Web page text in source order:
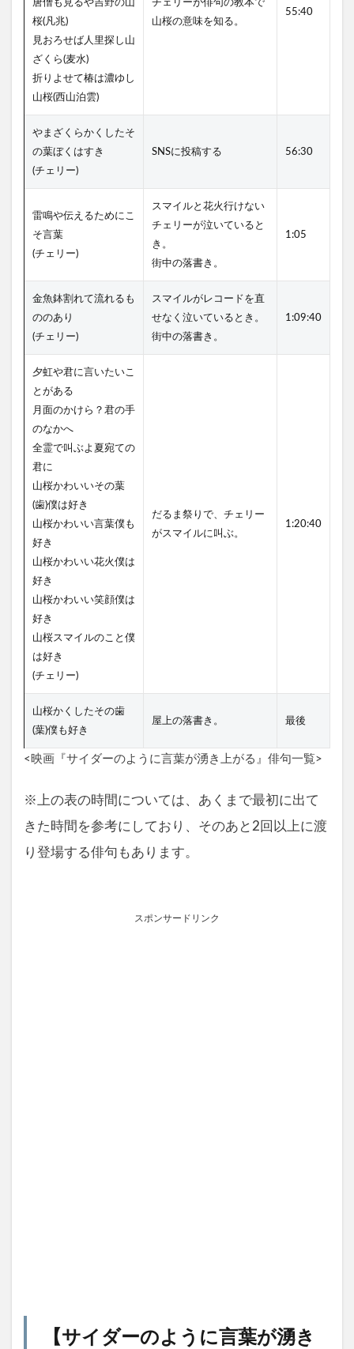
唐僧も見るや吉野の山
桜(凡兆)
見おろせば人里探し山
ざくら(麦水)
折りよせて椿は濃ゆし
山桜(西山泊雲)
チェリーが俳句の教本で
山桜の意味を知る。
55:40
やまざくらかくしたそ
の葉ぼくはすき
(チェリー)
SNSに投稿する 56:30
雷鳴や伝えるためにこ
そ言葉
(チェリー)
スマイルと花火行けない
チェリーが泣いていると
き。
街中の落書き。
1:05
金魚鉢割れて流れるも
ののあり
(チェリー)
スマイルがレコードを直
せなく泣いているとき。
街中の落書き。
1:09:40
夕虹や君に言いたいこ
とがある
月面のかけら？君の手
のなかへ
全霊で叫ぶよ夏宛ての
君に
山桜かわいいその葉
(歯)僕は好き
山桜かわいい言葉僕も
好き
山桜かわいい花火僕は
好き
山桜かわいい笑顔僕は
好き
山桜スマイルのこと僕
は好き
(チェリー)
だるま祭りで、チェリー
がスマイルに叫ぶ。
1:20:40
山桜かくしたその歯
(葉)僕も好き
屋上の落書き。 最後
<映画『サイダーのように言葉が湧き上がる』俳句一覧>
※上の表の時間については、あくまで最初に出て
きた時間を参考にしており、そのあと2回以上に渡
り登場する俳句もあります。
スポンサードリンク
【サイダーのように言葉が湧き